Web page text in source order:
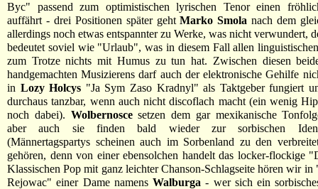
Byc" passend zum optimistischen lyrischen Tenor einen
auffährt - drei Positionen später gehtMarko Smola nach dem
allerdings noch etwas entspannter zu Werke, was nicht verwundert,
bedeutet soviel wie "Urlaub", was in diesem Fall allen
zum Trotze nichts mit Humus zu tun hat. Zwischen diesen
handgemachten Musizierens darf auch der elektronische Gehilfe
in Lozy Holcys "Ja Sym Zaso Kradnyl" als Taktgeber fungiert
durchaus tanzbar, wenn auch nicht discoflach macht (ein wenig
noch dabei). Wolbernoscesetzen dem gar mexikanische
aber auch sie finden bald wieder zur sorbischen
(Männertagspartys scheinen auch im Sorbenland zu den
gehören, denn von einer ebensolchen handelt das locker-flockige
Klassischen Pop mit ganz leichter Chanson-Schlagseite hören wir
Rejowac" einer Dame namensWalburga - wer sich ein